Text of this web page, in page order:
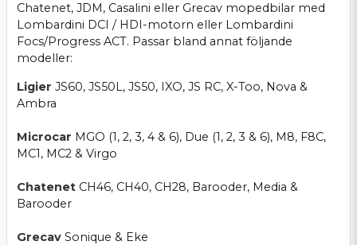
Chatenet, JDM, Casalini eller Grecav mopedbilar med
Lombardini DCI / HDI-motorn eller Lombardini
Focs/Progress ACT. Passar bland annat följande
modeller:
Ligier JS60, JS50L, JS50, IXO, JS RC, X-Too, Nova &
Ambra
Microcar MGO (1, 2, 3, 4 & 6), Due (1, 2, 3 & 6), M8, F8C,
MC1, MC2 & Virgo
Chatenet CH46, CH40, CH28, Barooder, Media &
Barooder
Grecav Sonique & Eke